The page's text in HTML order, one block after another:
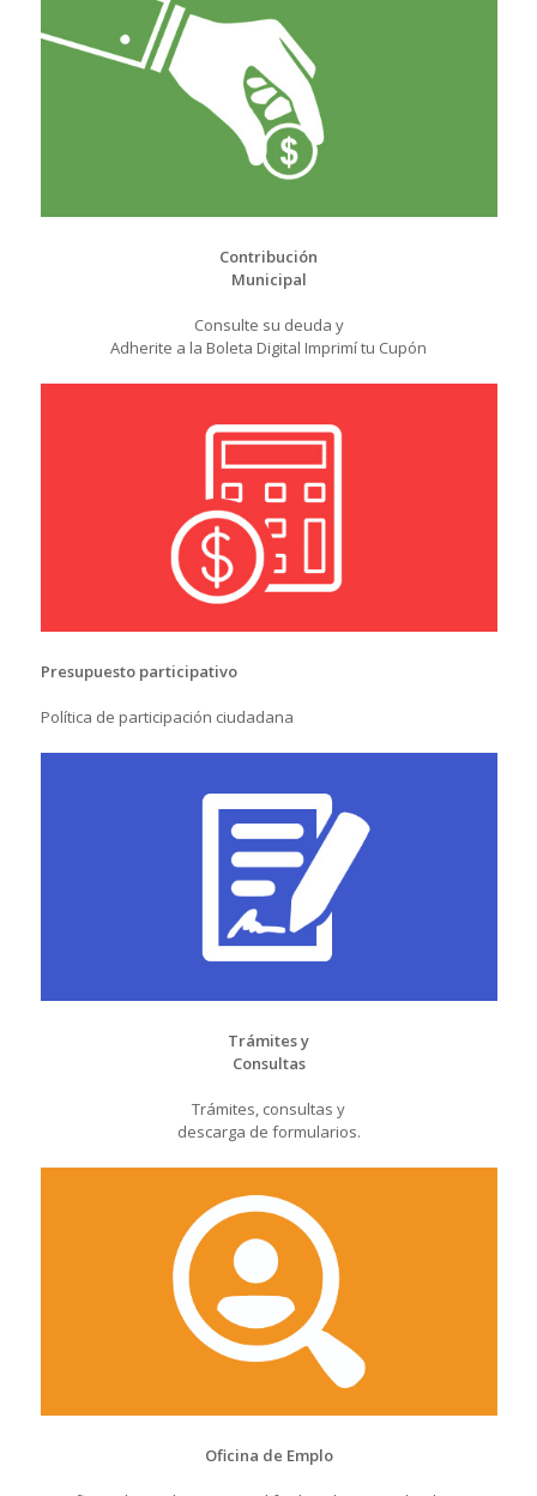
Contribución
Municipal
Consulte su deuda y
Adherite a la Boleta Digital Imprimí tu Cupón
Presupuesto participativo
Política de participación ciudadana
Trámites y
Consultas
Trámites, consultas y
descarga de formularios.
Oficina de Emplo